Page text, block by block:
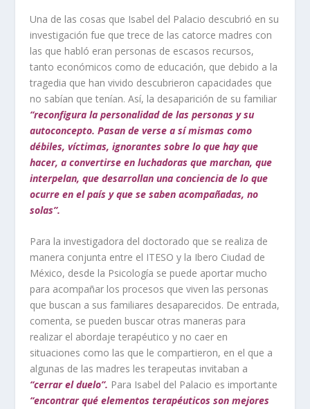
Una de las cosas que Isabel del Palacio descubrió en su
investigación fue que trece de las catorce madres con
las que habló eran personas de escasos recursos,
tanto económicos como de educación, que debido a la
tragedia que han vivido descubrieron capacidades que
no sabían que tenían. Así, la desaparición de su familiar
“reconfigura la personalidad de las personas y su
autoconcepto. Pasan de verse a sí mismas como
débiles, víctimas, ignorantes sobre lo que hay que
hacer, a convertirse en luchadoras que marchan, que
interpelan, que desarrollan una conciencia de lo que
ocurre en el país y que se saben acompañadas, no
solas”.
Para la investigadora del doctorado que se realiza de
manera conjunta entre el ITESO y la Ibero Ciudad de
México, desde la Psicología se puede aportar mucho
para acompañar los procesos que viven las personas
que buscan a sus familiares desaparecidos. De entrada,
comenta, se pueden buscar otras maneras para
realizar el abordaje terapéutico y no caer en
situaciones como las que le compartieron, en el que a
algunas de las madres les terapeutas invitaban a
“cerrar el duelo”. Para Isabel del Palacio es importante
“encontrar qué elementos terapéuticos son mejores